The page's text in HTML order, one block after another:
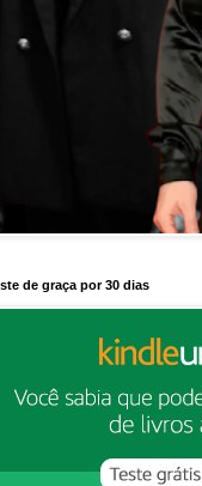
de graça por 30 dias